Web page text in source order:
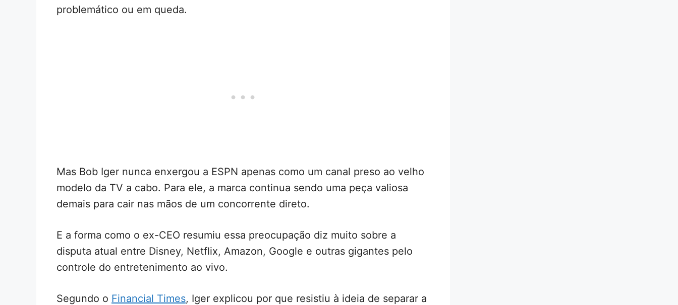
problemático ou em queda.
Mas Bob Iger nunca enxergou a ESPN apenas como um canal preso ao velho
modelo da TV a cabo. Para ele, a marca continua sendo uma peça valiosa
demais para cair nas mãos de um concorrente direto.
E a forma como o ex-CEO resumiu essa preocupação diz muito sobre a
disputa atual entre Disney, Netflix, Amazon, Google e outras gigantes pelo
controle do entretenimento ao vivo.
Segundo o Financial Times, Iger explicou por que resistiu à ideia de separar a